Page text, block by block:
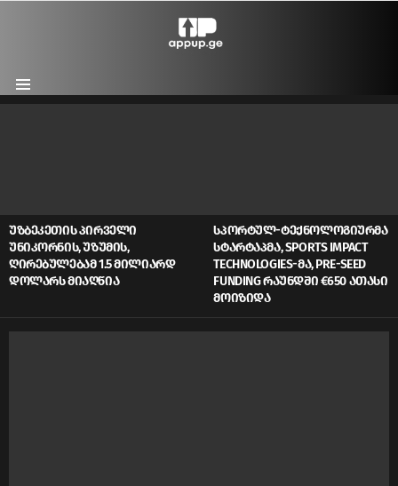
Menu
ᲣᲖᲑᲔᲙᲔᲗᲘᲡ ᲞᲘᲠᲕᲔᲚᲘ
ᲣᲜᲘᲙᲝᲠᲜᲘᲡ, ᲣᲖᲣᲛᲘᲡ,
ᲦᲘᲠᲔᲑᲣᲚᲔᲑᲐᲛ 1.5 ᲛᲘᲚᲘᲐᲠᲓ
ᲓᲝᲚᲐᲠᲡ ᲛᲘᲐᲦᲬᲘᲐ
ᲡᲞᲝᲠᲢᲣᲚ-ᲢᲔᲥᲜᲝᲚᲝᲒᲘᲣᲠᲛᲐ
ᲡᲢᲐᲠᲢᲐᲞᲛᲐ, SPORTS IMPACT
TECHNOLOGIES-ᲛᲐ, PRE-SEED
FUNDING ᲠᲐᲣᲜᲓᲨᲘ €650 ᲐᲗᲐᲡᲘ
ᲛᲝᲘᲖᲘᲓᲐ